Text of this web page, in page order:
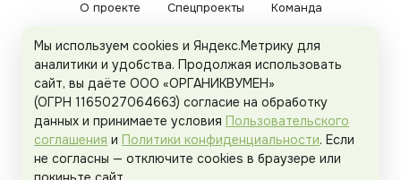
О проекте Спецпроекты Команда
Рекламодателям Политика конфиденциальности
Пользовательское соглашение
Organicwoman.ru . Все права защищены.
Мы используем cookies и Яндекс.Метрику для
аналитики и удобства. Продолжая использовать
сайт, вы даёте ООО «ОРГАНИКВУМЕН»
(ОГРН 1165027064663) согласие на обработку
данных и принимаете условия Пользовательского
соглашения и Политики конфиденциальности. Если
не согласны — отключите cookies в браузере или